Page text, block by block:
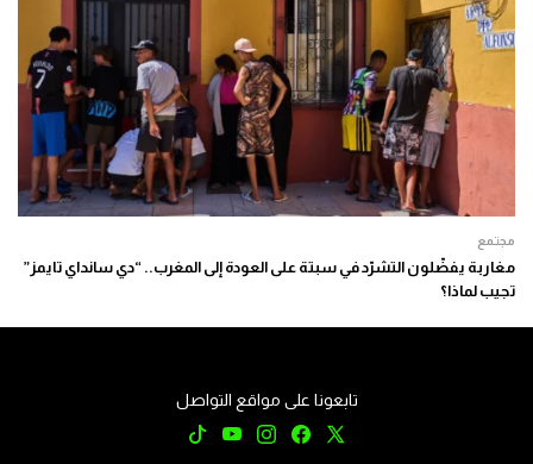
مجتمع
مغاربة يفضّلون التشرّد في سبتة على العودة إلى المغرب.. “دي سانداي تايمز”
تجيب لماذا؟
تابعونا على مواقع التواصل